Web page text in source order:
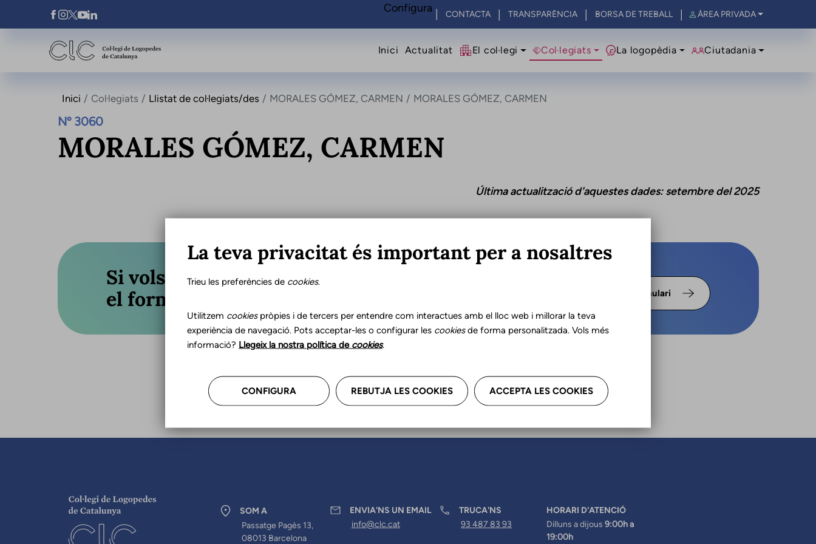
Vés al contingut
Xarxes Socials CONTACTA TRANSPARÈNCIA BORSA DE TREBALL ÀREA PRIVADA
Navegació principal
Inici Actualitat El col·legi Col·legiats La logopèdia Ciutadania
Inici Col·legiats Llistat de col·legiats/des MORALES GÓMEZ, CARMEN MORALES GÓMEZ, CARMEN
Nº 3060
MORALES GÓMEZ, CARMEN
Última actualització d'aquestes dades: setembre del 2025
Si vols actualitzar les teves dades professionals omple
el formulari o truca'ns.
Formulari
SOM A
Passatge Pagès 13,
08013 Barcelona
ENVIA'NS UN EMAIL
info@clc.cat
TRUCA'NS
93 487 83 93
HORARI D'ATENCIÓ
Dilluns a dijous 9:00h a
19:00h
Configura
La teva privacitat és important per a nosaltres
Trieu les preferències de cookies.
Utilitzem cookiespròpies i de tercers per entendre com interactues amb el lloc web i millorar la teva
experiència de navegació. Pots acceptar-les o configurar les cookiesde forma personalitzada. Vols més
informació? Llegeix la nostra política de cookies.
CONFIGURA REBUTJA LES COOKIES ACCEPTA LES COOKIES